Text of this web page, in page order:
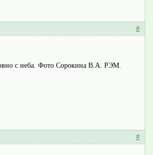
#
с неба. Фото Сорокина В.А. РЭМ.
#